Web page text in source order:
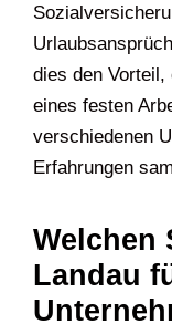
dies den
eines festen
verschiedenen
Erfahrungen
Welchen
Landau